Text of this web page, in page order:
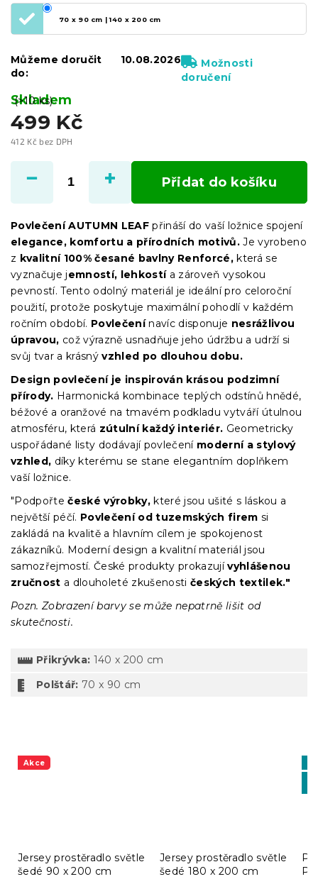
499 Kč
412 Kč bez DPH
cena:
Skladem
(>10 ks)
70 x 90 cm | 140 x 200 cm
Můžeme doručit
do:
10.08.2026
Možnosti
doručení
Přidat do košíku
Povlečení AUTUMN LEAF přináší do vaší ložnice spojení
elegance, komfortu a přírodních motivů. Je vyrobeno
z kvalitní 100% česané bavlny Renforcé, která se
vyznačuje jemností, lehkostía zároveň vysokou
pevností. Tento odolný materiál je ideální pro celoroční
použití, protože poskytuje maximální pohodlí v každém
ročním období. Povlečenínavíc disponuje nesrážlivou
úpravou, což výrazně usnadňuje jeho údržbu a udrží si
svůj tvar a krásnývzhled po dlouhou dobu.
Design povlečení je inspirován krásou podzimní
přírody. Harmonická kombinace teplých odstínů hnědé,
béžové a oranžové na tmavém podkladu vytváří útulnou
atmosféru, která zútulní každý interiér. Geometricky
uspořádané listy dodávají povlečení moderní a stylový
vzhled, díky kterému se stane elegantním doplňkem
vaší ložnice.
"Podpořtečeské výrobky, které jsou ušité s láskou a
největší péčí. Povlečení od tuzemských firem si
zakládá na kvalitě a hlavním cílem je spokojenost
zákazníků. Moderní design a kvalitní materiál jsou
samozřejmostí. České produkty prokazujívyhlášenou
zručnost a dlouholeté zkušenostičeských textilek."
Pozn. Zobrazení barvy se může nepatrně lišit od
skutečnosti.
Přikrývka: 140 x 200 cm
Polštář: 70 x 90 cm
Akce
Jersey prostěradlo světle
šedé 90 x 200 cm
Jersey prostěradlo světle
šedé 180 x 200 cm